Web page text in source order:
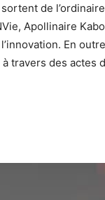
de
Apollinaire
En
travers des